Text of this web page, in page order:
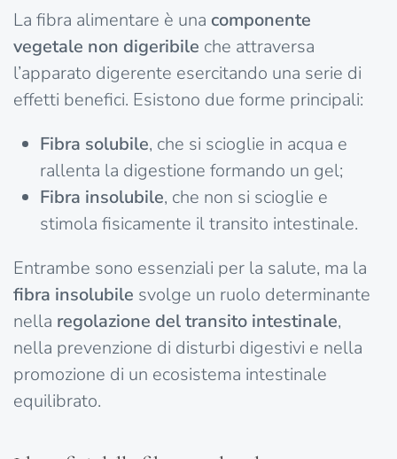
La fibra alimentare è una componente
vegetale non digeribile che attraversa
l’apparato digerente esercitando una serie di
effetti benefici. Esistono due forme principali:
Fibra solubile, che si scioglie in acqua e
rallenta la digestione formando un gel;
Fibra insolubile, che non si scioglie e
stimola fisicamente il transito intestinale.
Entrambe sono essenziali per la salute, ma la
fibra insolubile svolge un ruolo determinante
nella regolazione del transito intestinale,
nella prevenzione di disturbi digestivi e nella
promozione di un ecosistema intestinale
equilibrato.